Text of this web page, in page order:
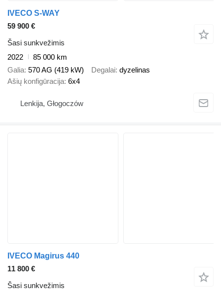
IVECO S-WAY
59 900 €
Šasi sunkvežimis
2022
85 000 km
Galia 570 AG (419 kW) Degalai dyzelinas
Ašių konfigūracija 6x4
Lenkija, Głogoczów
IVECO Magirus 440
11 800 €
Šasi sunkvežimis